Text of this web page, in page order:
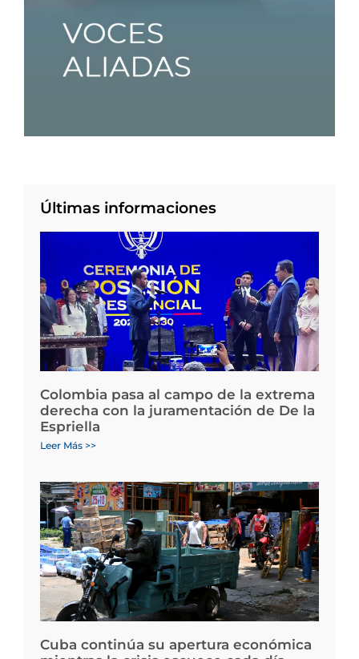
Últimas informaciones
Colombia pasa al campo de la extrema
derecha con la juramentación de De la
Espriella
Leer Más >>
Cuba continúa su apertura económica